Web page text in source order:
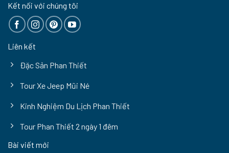
Kết nối với chúng tôi
Liên kết
Đặc Sản Phan Thiết
Tour Xe Jeep Mũi Né
Kinh Nghiệm Du Lịch Phan Thiết
Tour Phan Thiết 2 ngày 1 đêm
Bài viết mới